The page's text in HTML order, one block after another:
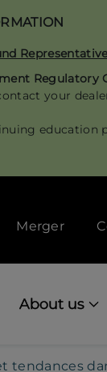
Regulatory
your
education
Merger
About us
tendances